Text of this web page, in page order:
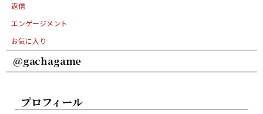
返信
エンゲージメント
お気に入り
@gachagame
プロフィール